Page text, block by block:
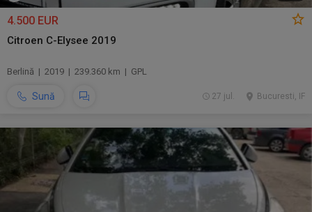
4.500 EUR
Citroen C-Elysee 2019
Berlină | 2019 | 239.360 km | GPL
Sună Bucuresti, IF
27 jul.